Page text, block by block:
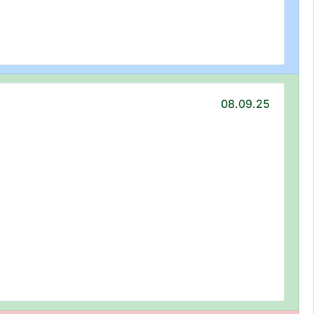
08.09.25